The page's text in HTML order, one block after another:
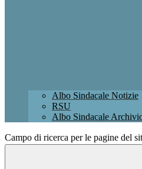
Albo Sindacale Notizie
RSU
Albo Sindacale
Campo di ricerca per le pagine del